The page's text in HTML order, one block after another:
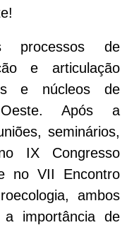
processos de
e articulação
e núcleos de
Oeste. Após a
seminários,
IX Congresso
no VII Encontro
ambos
a importância de